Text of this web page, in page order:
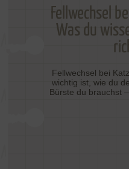
Fellwechsel
Was du
Fellwechsel bei
wichtig ist, wie du
Bürste du brauchst